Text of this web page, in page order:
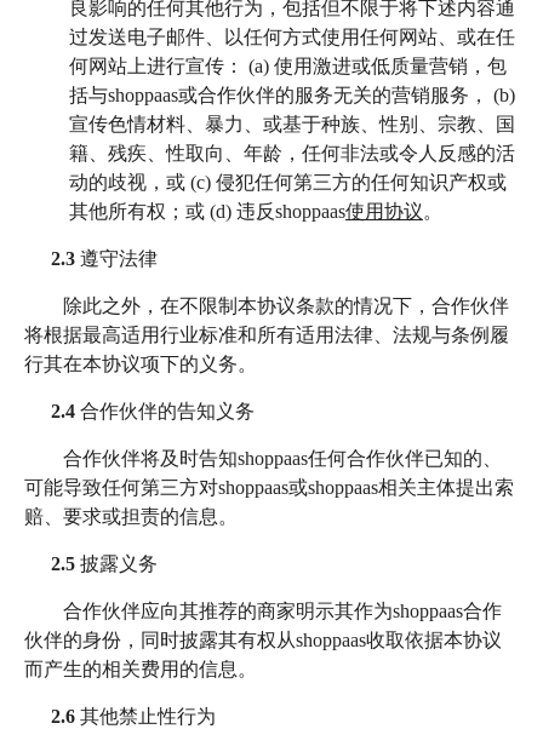
良影响的任何其他行为，包括但不限于将下述内容通
过发送电子邮件、以任何方式使用任何网站、或在任
何网站上进行宣传： (a) 使用激进或低质量营销，包
括与shoppaas或合作伙伴的服务无关的营销服务， (b)
宣传色情材料、暴力、或基于种族、性别、宗教、国
籍、残疾、性取向、年龄，任何非法或令人反感的活
动的歧视，或 (c) 侵犯任何第三方的任何知识产权或
其他所有权；或 (d) 违反shoppaas使用协议。
2.3 遵守法律
除此之外，在不限制本协议条款的情况下，合作伙伴
将根据最高适用行业标准和所有适用法律、法规与条例履
行其在本协议项下的义务。
2.4 合作伙伴的告知义务
合作伙伴将及时告知shoppaas任何合作伙伴已知的、
可能导致任何第三方对shoppaas或shoppaas相关主体提出索
赔、要求或担责的信息。
2.5 披露义务
合作伙伴应向其推荐的商家明示其作为shoppaas合作
伙伴的身份，同时披露其有权从shoppaas收取依据本协议
而产生的相关费用的信息。
2.6 其他禁止性行为